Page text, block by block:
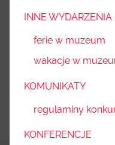
INNE WYDARZENIA
ferie w muzeum
wakacje w
KOMUNIKATY
regulaminy
KONFERENCJE